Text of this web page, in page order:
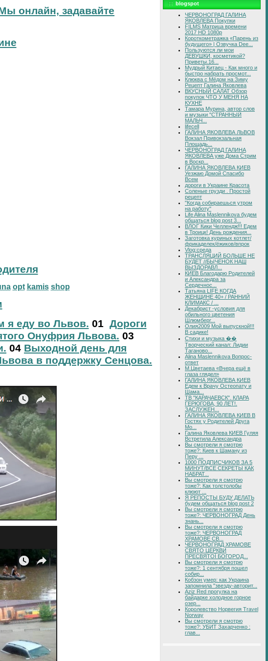
онлайн, задавайте
opt kamis shop
я еду во Львов. 01 Дороги
Онуфрия Львова. 03
04 Выходной день для
в поддержку Сенцова.
blogspot
ЧЕРВОНОГРАД ГАЛИНА
ЯКОВЛЕВА Покупки
FILMS Матрица времени
2017 HD 1080p
Короткометражка «Парень из
будущего» | Озвучка Dee...
Пользуются ли мои
ДЕВУШКИ, косметикой?
Приветы.16...
Мудрый Китаец - Как много и
быстро набрать просмот...
Клюква с Мёдом на Зиму
Рецепт Галина Яковлева
ВКУСНЫЙ САЛАТ Обзор
покупок ЧТО У МЕНЯ НА
КУХНЕ
Тамара Мурина, автор слов
и музыки "СТРАННЫЙ
МАЛЬЧ...
lifecell
ГАЛИНА ЯКОВЛЕВА ЛЬВОВ
Вокзал Привокзальная
Площадь...
ЧЕРВОНОГРАД ГАЛИНА
ЯКОВЛЕВА уже Дома Стрим
в Воскр...
ГАЛИНА ЯКОВЛЕВА КИЕВ
Уезжаю Домой Спасибо
Всем
дороги в Украине Красота
Соленые грузди . Простой
рецепт
"Когда собираешься утром
на работу"
Life Alina Maslennikova будем
общаться blog post 3...
ВЛОГ Кики Челлендж!!! Едем
в Троицк! День рождения...
Заготовка куриных котлет/
фрикаделек/ёжиков/впрок
Vlog:среда
ТРАНСЛЯЦИЙ БОЛЬШЕ НЕ
БУДЕТ //БЫЧЕНОК НАШ
ВЫЗДОРАВЛ...
КИЕВ Благодарю Родителей
и Александра за
Сердечнос...
Татьяна LIFE КОГДА
ЖЕНЩИНЕ 40+ / РАННИЙ
КЛИМАКС / ...
Декабрист -условия для
обильного цветения
Шлюмберг...
Олия2009 Мой выпускной!!!
В садике!
Стихи и музыка ��
Творческий канал: Лидии
Таганово...
Alina Maslennikova Вопрос-
ответ
М.Цветаева «Вчера ещё в
глаза глядел»
ГАЛИНА ЯКОВЛЕВА КИЕВ
Едем к Врачу Остеопату и
Шама...
ТВ "КАРАЧАЕВСК". КЛАРА
ГЕРЮГОВА, 90 ЛЕТ!.
ЗАСЛУЖЕН...
ГАЛИНА ЯКОВЛЕВА КИЕВ В
Гостях у Родителей Друга
Мо...
Галина Яковлева КИЕВ Гуляя
Встретила Александра
Вы смотрели я смотрю
тоже?: Киев к Шаману из
Перу ...
1000 ПОДПИСЧИКОВ ЗА 5
МИНУТ/ВСЕ СЕКРЕТЫ КАК
НАБРАТ...
Вы смотрели я смотрю
тоже?: Как толстолобы
клюют ...
Я РЕПОСТЫ БУДУ ДЕЛАТЬ
будем общаться blog post 2
Вы смотрели я смотрю
тоже?: ЧЕРВОНОГРАД День
знань...
Вы смотрели я смотрю
тоже?: ЧЕРВОНОГРАД
ХРАМОВЕ СВ...
ЧЕРВОНОГРАД ХРАМОВЕ
СВЯТО ЦЕРКВИ
ПРЕСВЯТОЇ БОГОРОД...
Вы смотрели я смотрю
тоже?: 1 сентября пошел
собир...
Кобзон умер: как Украина
запомнила "звезду-авторит...
Aziz Red прогулка на
байдарке холодное горное
озер...
Королевство Норвегия Travel
Norway
Вы смотрели я смотрю
тоже?: УБИТ Захарченко :
глав...